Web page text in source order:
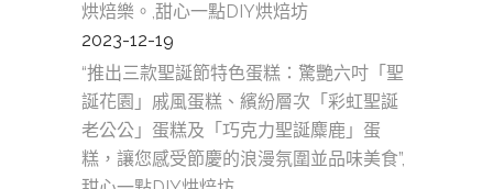
烘焙樂。,甜心一點DIY烘焙坊
2023-12-19
“推出三款聖誕節特色蛋糕：驚艷六吋「聖
誕花園」戚風蛋糕、繽紛層次「彩虹聖誕
老公公」蛋糕及「巧克力聖誕麋鹿」蛋
糕，讓您感受節慶的浪漫氛圍並品味美食”,